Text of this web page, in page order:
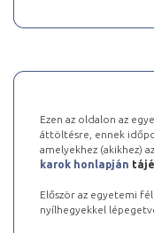
Ezen az oldalon az
áttöltésre, ennek
amelyekhez (akikhez)
karok honlapján
Először az egyetemi
nyílhegyekkel